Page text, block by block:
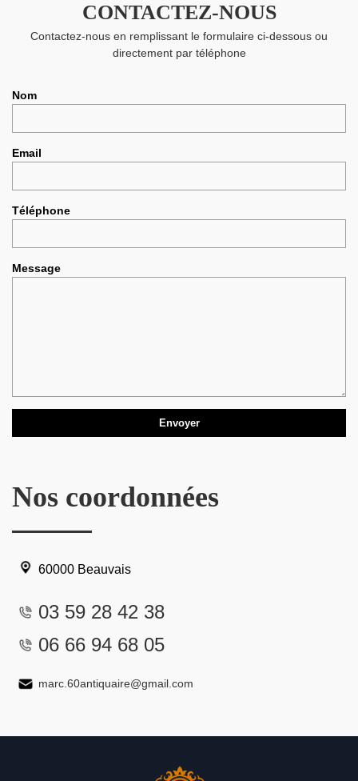
CONTACTEZ-NOUS
Contactez-nous en remplissant le formulaire ci-dessous ou
directement par téléphone
Nom
Email
Téléphone
Message
Nos coordonnées
60000 Beauvais
03 59 28 42 38
06 66 94 68 05
marc.60antiquaire@gmail.com